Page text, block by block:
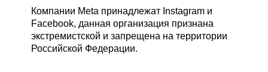
Компании Meta принадлежат Instagram и
Facebook, данная организация признана
экстремистской и запрещена на территории
Российской Федерации.